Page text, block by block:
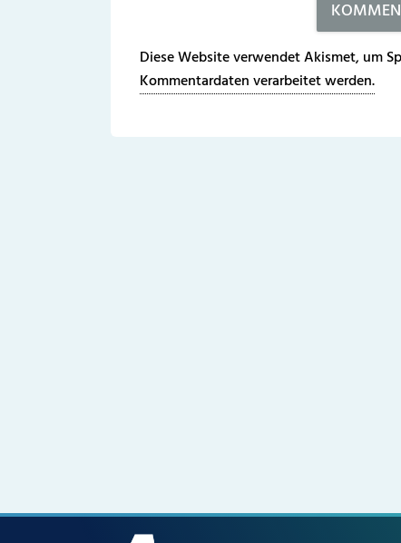
Diese Website verwendet Akismet, um
Kommentardaten verarbeitet werden.